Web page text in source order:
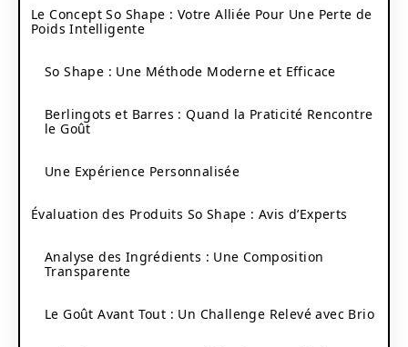
Le Concept So Shape : Votre Alliée Pour Une Perte de
Poids Intelligente
So Shape : Une Méthode Moderne et Efficace
Berlingots et Barres : Quand la Praticité Rencontre
le Goût
Une Expérience Personnalisée
Évaluation des Produits So Shape : Avis d’Experts
Analyse des Ingrédients : Une Composition
Transparente
Le Goût Avant Tout : Un Challenge Relevé avec Brio